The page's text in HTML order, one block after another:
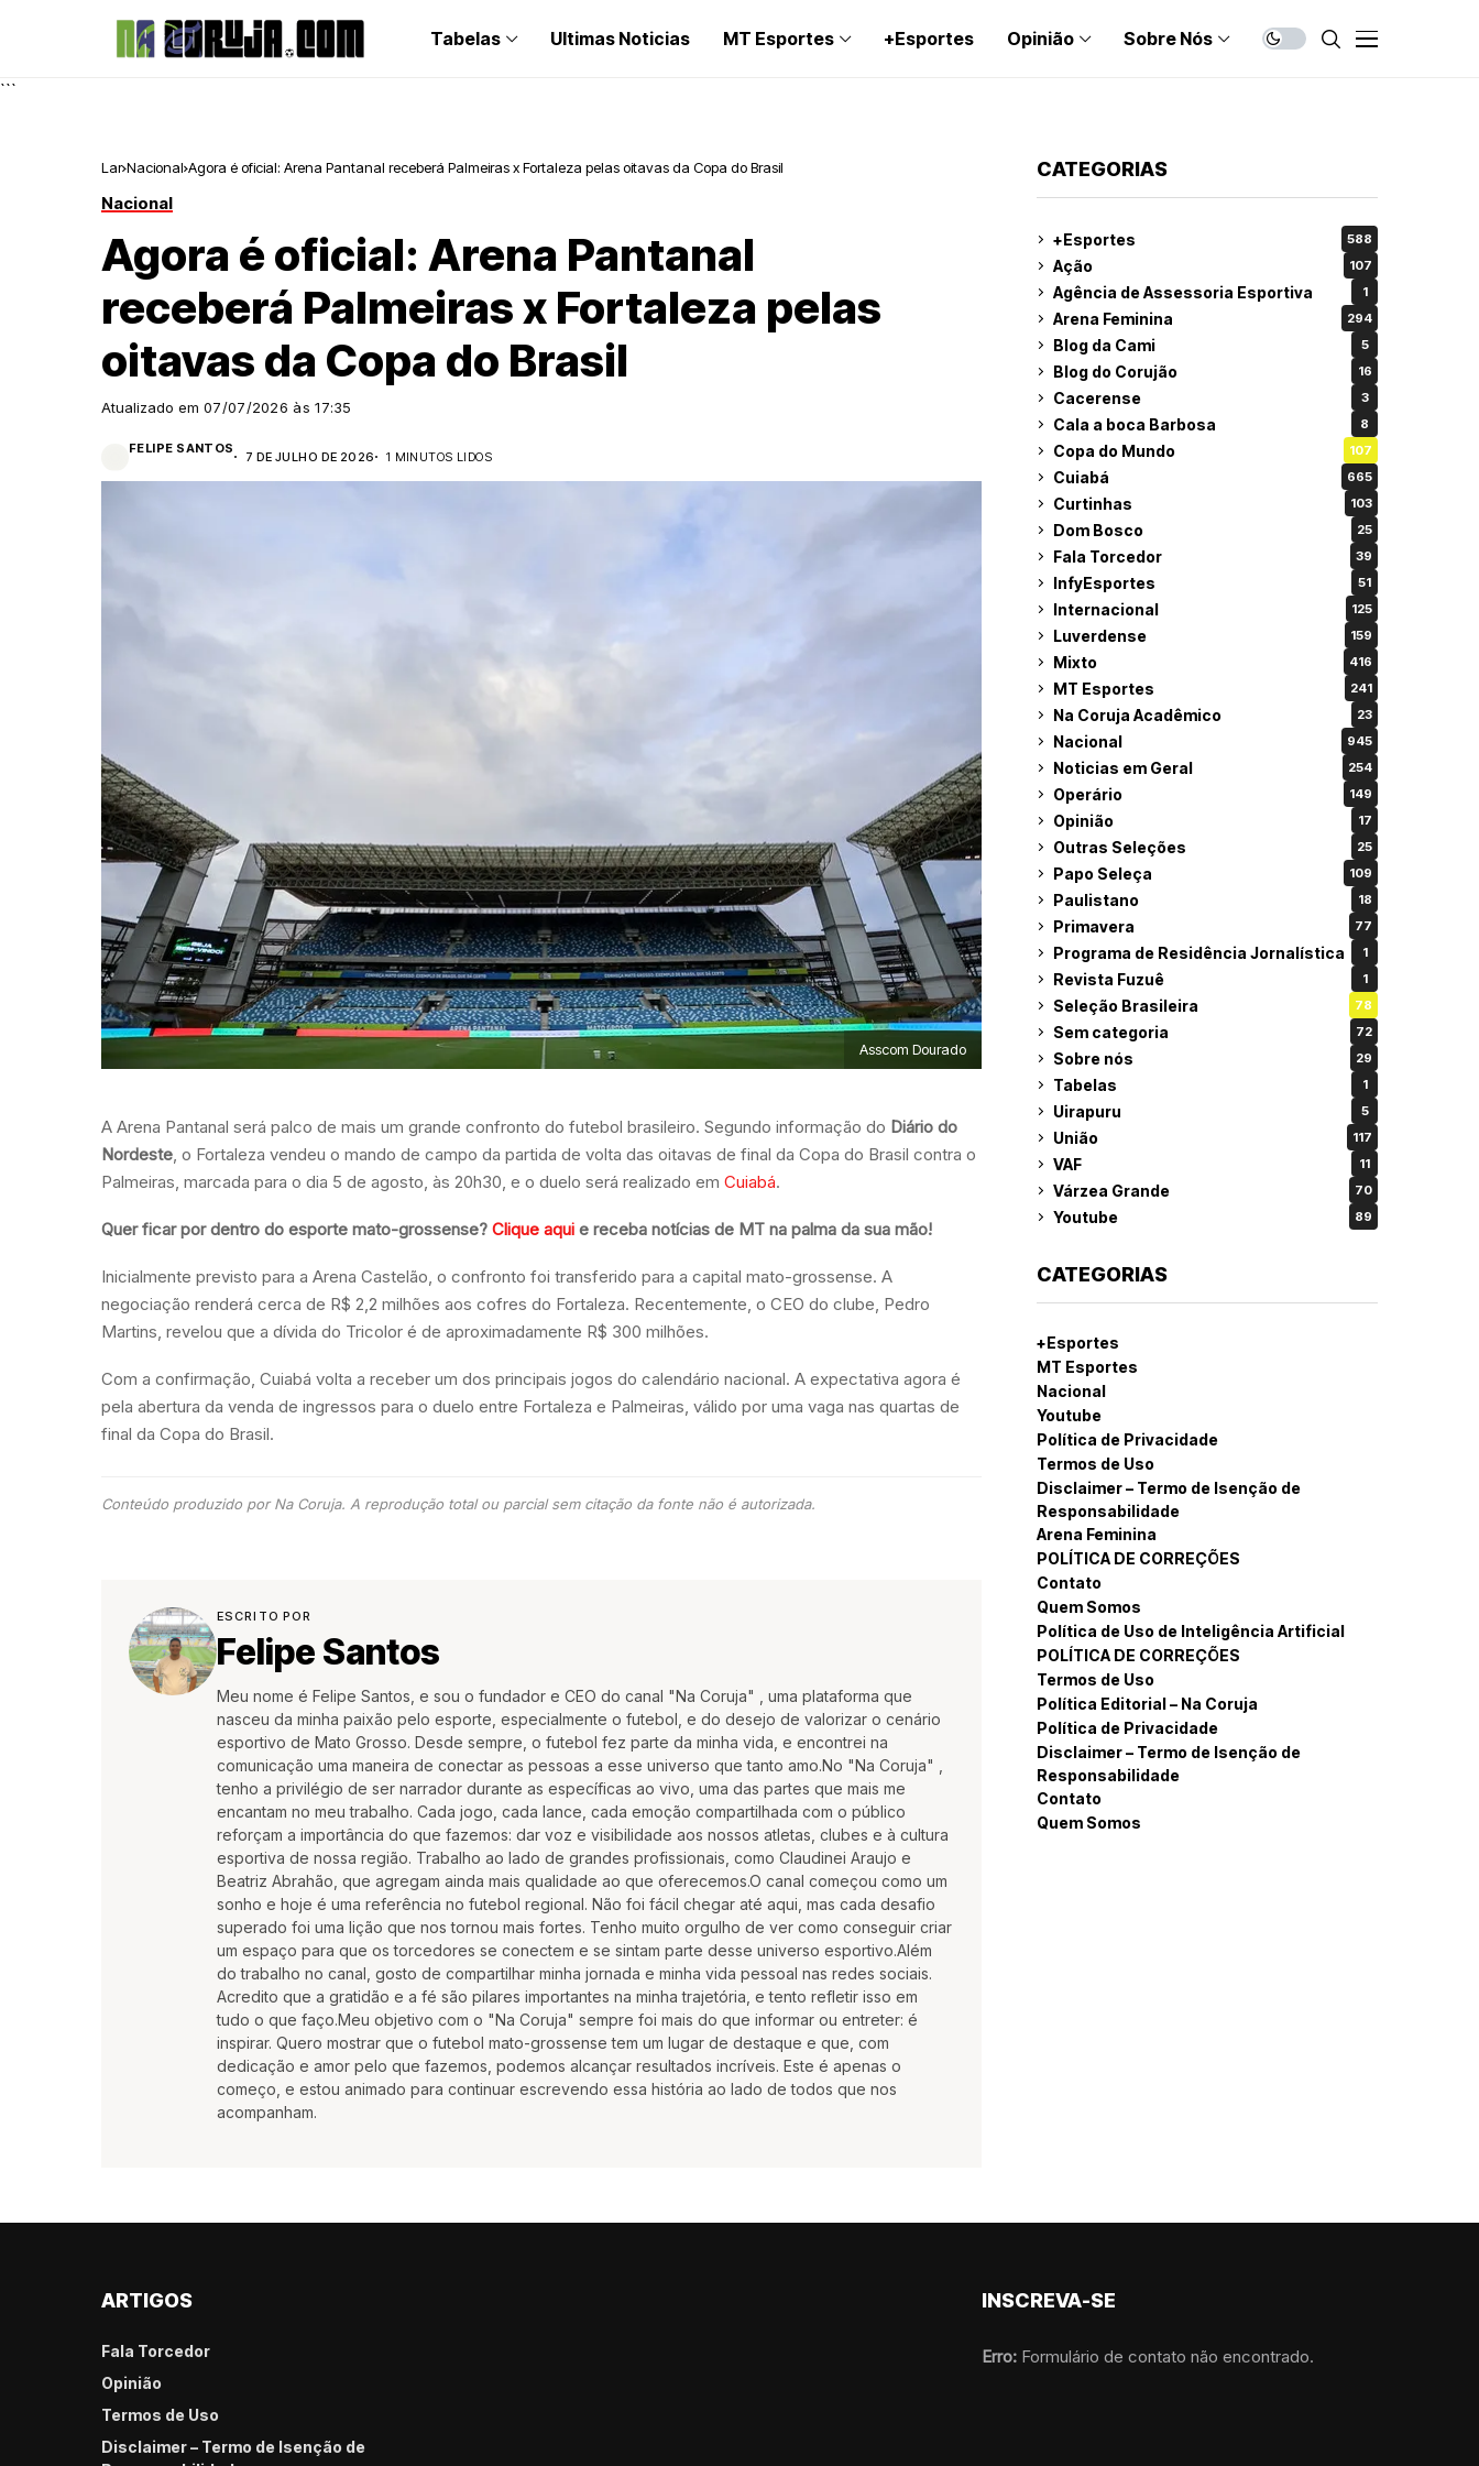
Tabelas Ultimas Noticias MT Esportes +Esportes Opinião Sobre Nós
```
Lar Nacional Agora é oficial: Arena Pantanal receberá Palmeiras x Fortaleza pelas oitavas da Copa do Brasil
Nacional
Agora é oficial: Arena Pantanal
receberá Palmeiras x Fortaleza pelas
oitavas da Copa do Brasil
Atualizado em 07/07/2026 às 17:35
FELIPE SANTOS
7 DE JULHO DE 2026 1 MINUTOS LIDOS
Asscom Dourado
A Arena Pantanal será palco de mais um grande confronto do futebol brasileiro. Segundo informação do Diário do
Nordeste , o Fortaleza vendeu o mando de campo da partida de volta das oitavas de final da Copa do Brasil contra o
Palmeiras, marcada para o dia 5 de agosto, às 20h30, e o duelo será realizado em Cuiabá.
Quer ficar por dentro do esporte mato-grossense? Clique aqui e receba notícias de MT na palma da sua mão!
Inicialmente previsto para a Arena Castelão, o confronto foi transferido para a capital mato-grossense. A
negociação renderá cerca de R$ 2,2 milhões aos cofres do Fortaleza. Recentemente, o CEO do clube, Pedro
Martins, revelou que a dívida do Tricolor é de aproximadamente R$ 300 milhões.
Com a confirmação, Cuiabá volta a receber um dos principais jogos do calendário nacional. A expectativa agora é
pela abertura da venda de ingressos para o duelo entre Fortaleza e Palmeiras, válido por uma vaga nas quartas de
final da Copa do Brasil.
Conteúdo produzido por Na Coruja. A reprodução total ou parcial sem citação da fonte não é autorizada.
ESCRITO POR
Felipe Santos
Meu nome é Felipe Santos, e sou o fundador e CEO do canal "Na Coruja" , uma plataforma que
nasceu da minha paixão pelo esporte, especialmente o futebol, e do desejo de valorizar o cenário
esportivo de Mato Grosso. Desde sempre, o futebol fez parte da minha vida, e encontrei na
comunicação uma maneira de conectar as pessoas a esse universo que tanto amo.No "Na Coruja" ,
tenho a privilégio de ser narrador durante as específicas ao vivo, uma das partes que mais me
encantam no meu trabalho. Cada jogo, cada lance, cada emoção compartilhada com o público
reforçam a importância do que fazemos: dar voz e visibilidade aos nossos atletas, clubes e à cultura
esportiva de nossa região. Trabalho ao lado de grandes profissionais, como Claudinei Araujo e
Beatriz Abrahão, que agregam ainda mais qualidade ao que oferecemos.O canal começou como um
sonho e hoje é uma referência no futebol regional. Não foi fácil chegar até aqui, mas cada desafio
superado foi uma lição que nos tornou mais fortes. Tenho muito orgulho de ver como conseguir criar
um espaço para que os torcedores se conectem e se sintam parte desse universo esportivo.Além
do trabalho no canal, gosto de compartilhar minha jornada e minha vida pessoal nas redes sociais.
Acredito que a gratidão e a fé são pilares importantes na minha trajetória, e tento refletir isso em
tudo o que faço.Meu objetivo com o "Na Coruja" sempre foi mais do que informar ou entreter: é
inspirar. Quero mostrar que o futebol mato-grossense tem um lugar de destaque e que, com
dedicação e amor pelo que fazemos, podemos alcançar resultados incríveis. Este é apenas o
começo, e estou animado para continuar escrevendo essa história ao lado de todos que nos
acompanham.
CATEGORIAS
+Esportes 588
Ação 107
Agência de Assessoria Esportiva 1
Arena Feminina 294
Blog da Cami 5
Blog do Corujão 16
Cacerense 3
Cala a boca Barbosa 8
Copa do Mundo 107
Cuiabá 665
Curtinhas 103
Dom Bosco 25
Fala Torcedor 39
InfyEsportes 51
Internacional 125
Luverdense 159
Mixto 416
MT Esportes 241
Na Coruja Acadêmico 23
Nacional 945
Noticias em Geral 254
Operário 149
Opinião 17
Outras Seleções 25
Papo Seleça 109
Paulistano 18
Primavera 77
Programa de Residência Jornalística 1
Revista Fuzuê 1
Seleção Brasileira 78
Sem categoria 72
Sobre nós 29
Tabelas 1
Uirapuru 5
União 117
VAF 11
Várzea Grande 70
Youtube 89
CATEGORIAS
+Esportes
MT Esportes
Nacional
Youtube
Política de Privacidade
Termos de Uso
Disclaimer – Termo de Isenção de
Responsabilidade
Arena Feminina
POLÍTICA DE CORREÇÕES
Contato
Quem Somos
Política de Uso de Inteligência Artificial
POLÍTICA DE CORREÇÕES
Termos de Uso
Política Editorial – Na Coruja
Política de Privacidade
Disclaimer – Termo de Isenção de
Responsabilidade
Contato
Quem Somos
ARTIGOS
Fala Torcedor
Opinião
Termos de Uso
Disclaimer – Termo de Isenção de
INSCREVA-SE
Erro: Formulário de contato não encontrado.